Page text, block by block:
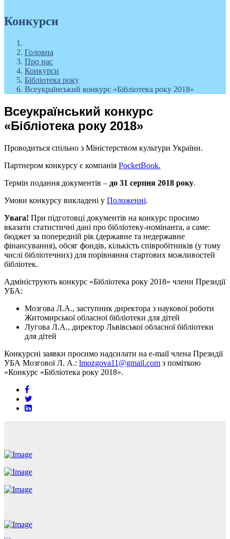
Конкурси
Головна
Про нас
Конкурси
Бібліотека року
Всеукраїнський конкурс «Бібліотека року 2018»
Всеукраїнський конкурс
«Бібліотека року 2018»
Проводиться спільно з Міністерством культури України.
Партнером конкурсу є компанія PocketBook.
Термін подання документів – до 31 серпня 2018 року.
Умови конкурсу викладені у Положенні.
Увага! При підготовці документів на конкурс просимо
вказати статистичні дані про бібліотеку-номінанта, а саме:
бюджет за попередній рік (державне та недержавне
фінансування), обсяг фондів, кількість співробітників (у тому
числі бібліотечних) для порівняння стартових можливостей
бібліотек.
Адмініструють конкурс «Бібліотека року 2018» члени Президії
УБА:
Мозгова Л.А., заступник директора з наукової роботи
Житомирської обласної бібліотеки для дітей
Лугова Л.А., директор Львівської обласної бібліотеки
для дітей
Конкурсні заявки просимо надсилати на e-mail члена Президії
УБА Мозгової Л. А.: lmozgova11@gmail.com з поміткою
«Конкурс «Бібліотека року 2018».